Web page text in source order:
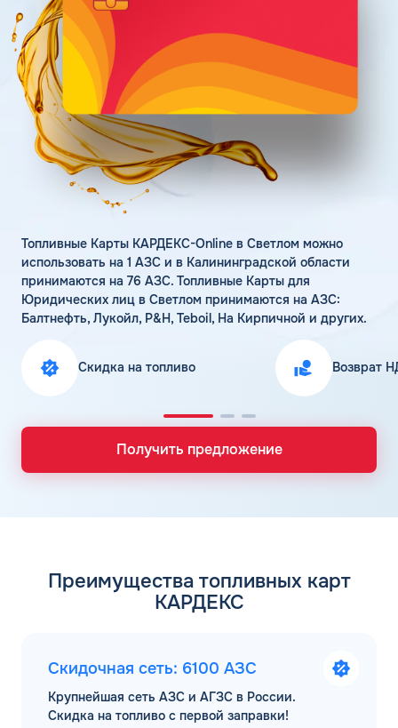
Статьи
Цена бензина и ДТ
Личный кабинет
Карта АЗС
Получить консультацию
Топливные Карты КАРДЕКС-Online в Светлом можно
использовать на 1 АЗС и в Калининградской области
принимаются на 76 АЗС. Топливные Карты для
Юридических лиц в Светлом принимаются на АЗС:
Балтнефть, Лукойл, Р&Н, Teboil, На Кирпичной и других.
Скидка на топливо Возврат
Получить предложение
Преимущества топливных карт
КАРДЕКС
Скидочная сеть: 6100 АЗС
Крупнейшая сеть АЗС и АГЗС в России.
Скидка на топливо с первой заправки!